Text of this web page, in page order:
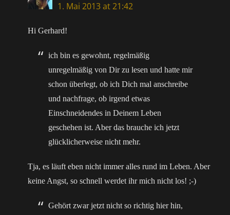
1. Mai 2013 at 21:42
Hi Gerhard!
ich bin es gewohnt, regelmäßig
unregelmäßig von Dir zu lesen und hatte mir
schon überlegt, ob ich Dich mal anschreibe
und nachfrage, ob irgend etwas
Einschneidendes in Deinem Leben
geschehen ist. Aber das brauche ich jetzt
glücklicherweise nicht mehr.
Tja, es läuft eben nicht immer alles rund im Leben. Aber
keine Angst, so schnell werdet ihr mich nicht los! ;-)
Gehört zwar jetzt nicht so richtig hier hin,